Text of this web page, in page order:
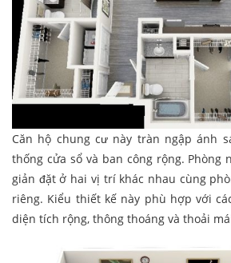
Căn hộ chung cư này tràn ngập ánh
thống cửa sổ và ban công rộng. Phòng
giản đặt ở hai vị trí khác nhau cùng
riêng. Kiểu thiết kế này phù hợp với
diện tích rộng, thông thoáng và thoải